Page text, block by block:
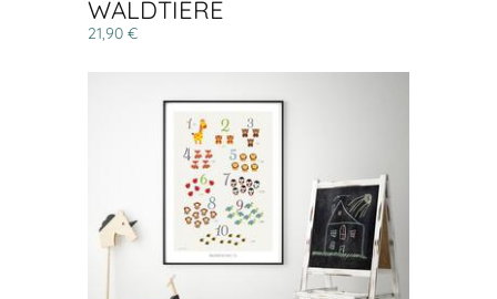
WALDTIERE
21,90 €